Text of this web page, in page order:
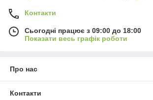
Контакти
Сьогодні працює з 09:00 до 18:00
Показати весь графік роботи
Про нас
Контакти